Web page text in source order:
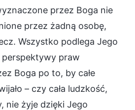
przez Boga nie
przez żadną osobę,
Wszystko podlega Jego
perspektywy praw
Boga po to, by całe
– czy cała ludzkość,
nie żyje dzięki Jego